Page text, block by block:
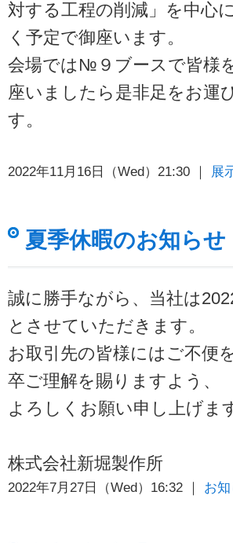
対する工程の削減」を中心
く予定で御座います。
会場では№９ブースで皆様
座いましたら是非足をお運
す。
2022年11月16日（Wed）21:30 ｜ 展
夏季休暇のお知らせ
誠に勝手ながら、当社は
とさせていただきます。
お取引先の皆様にはご不便
卒ご理解を賜りますよう、
よろしくお願い申し上げま
株式会社新堀製作所
2022年7月27日（Wed）16:32 ｜ お